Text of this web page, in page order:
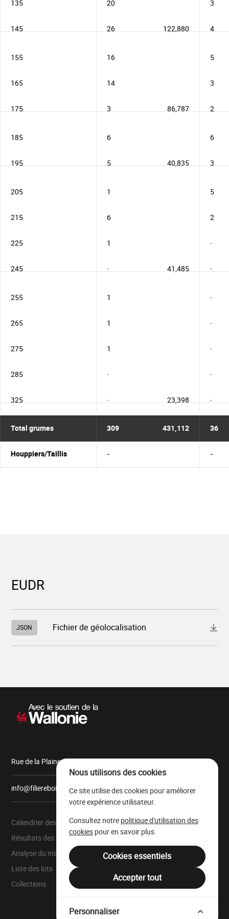
135 20 3
145 26 4
122,880
155 16 5
165 14 3
175 3 2
86,787
185 6 6
195 5 3
40,835
205 1 5
215 6 2
225 1 -
245 - -
41,485
255 1 -
265 1 -
275 1 -
285 - -
325 - -
23,398
Total grumes 309 431,112 36
Houppiers/Taillis - -
EUDR
Télécharger
le
"952_2026_1084_2_103.json"
JSON Fichier de géolocalisation
Navigation
Rue de la Plaine, 9 6900 Marche-en-Famenne
info@filiereboiswallonie.be
Calendrier des ventes
Résultats des ventes
Analyse du marché
Liste des lots
Collections
À propos
Parc à grumes
Ressources légales
Filière Bois Wallonie
Nous utilisons des cookies
Ce site utilise des cookies pour améliorer
votre expérience utilisateur.
Consultez notre politique d'utilisation des
cookies pour en savoir plus.
Cookies essentiels
Accepter tout
Personnaliser